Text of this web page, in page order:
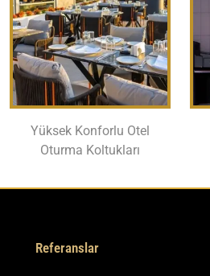
Yüksek Konforlu Otel
Oturma Koltukları
Referanslar